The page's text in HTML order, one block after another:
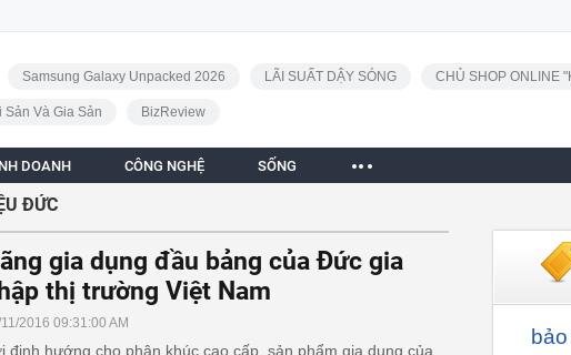
Samsung Galaxy Unpacked 2026 LÃI SUẤT DẬY SÓNG CHỦ SHOP ONLINE
Sản Và Gia Sản BizReview
DOANH CÔNG NGHỆ SỐNG
ĐỨC
gia dụng đầu bảng của Đức gia
thị trường Việt Nam
2016 09:31:00 AM
định hướng cho phân khúc cao cấp, sản phẩm gia dụng của